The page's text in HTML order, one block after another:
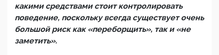
какими средствами стоит контролировать
поведение, поскольку всегда существует очень
большой риск как «переборщить», так и «не
заметить».